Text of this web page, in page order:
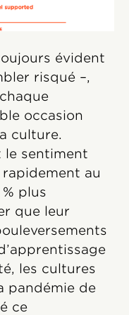
évident
risqué –,
occasion
culture.
le sentiment
au
plus
que leur
les cultures
pandémie de
ce